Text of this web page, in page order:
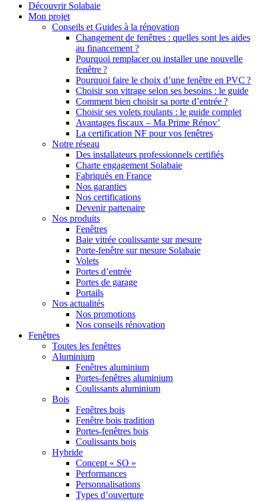
Découvrir Solabaie
Mon projet
Conseils et Guides à la rénovation
Changement de fenêtres : quelles sont les aides
au financement ?
Pourquoi remplacer ou installer une nouvelle
fenêtre ?
Pourquoi faire le choix d’une fenêtre en PVC ?
Choisir son vitrage selon ses besoins : le guide
Comment bien choisir sa porte d’entrée ?
Choisir ses volets roulants : le guide complet
Avantages fiscaux – Ma Prime Rénov’
La certification NF pour vos fenêtres
Notre réseau
Des installateurs professionnels certifiés
Charte engagement Solabaie
Fabriqués en France
Nos garanties
Nos certifications
Devenir partenaire
Nos produits
Fenêtres
Baie vitrée coulissante sur mesure
Porte-fenêtre sur mesure Solabaie
Volets
Portes d’entrée
Portes de garage
Portails
Nos actualités
Nos promotions
Nos conseils rénovation
Fenêtres
Toutes les fenêtres
Aluminium
Fenêtres aluminium
Portes-fenêtres aluminium
Coulissants aluminium
Bois
Fenêtres bois
Fenêtre bois tradition
Portes-fenêtres bois
Coulissants bois
Hybride
Concept « SO »
Performances
Personnalisations
Types d’ouverture